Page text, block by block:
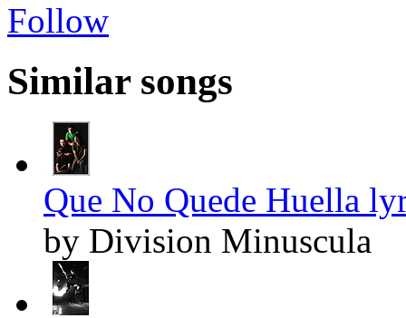
Follow
Similar songs
Que No Quede Huella
by Division Minuscula